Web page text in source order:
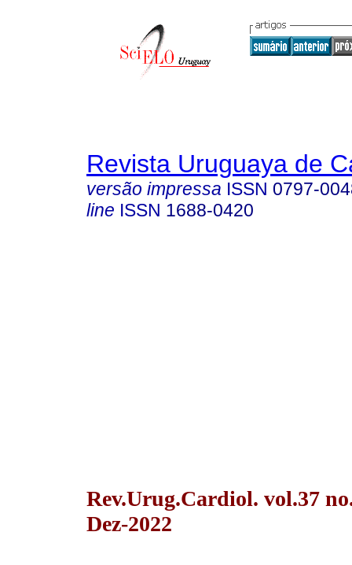
Revista Uruguaya de
versão impressa ISSN 0797-
line ISSN 1688-0420
Rev.Urug.Cardiol. vol.37
Dez-2022